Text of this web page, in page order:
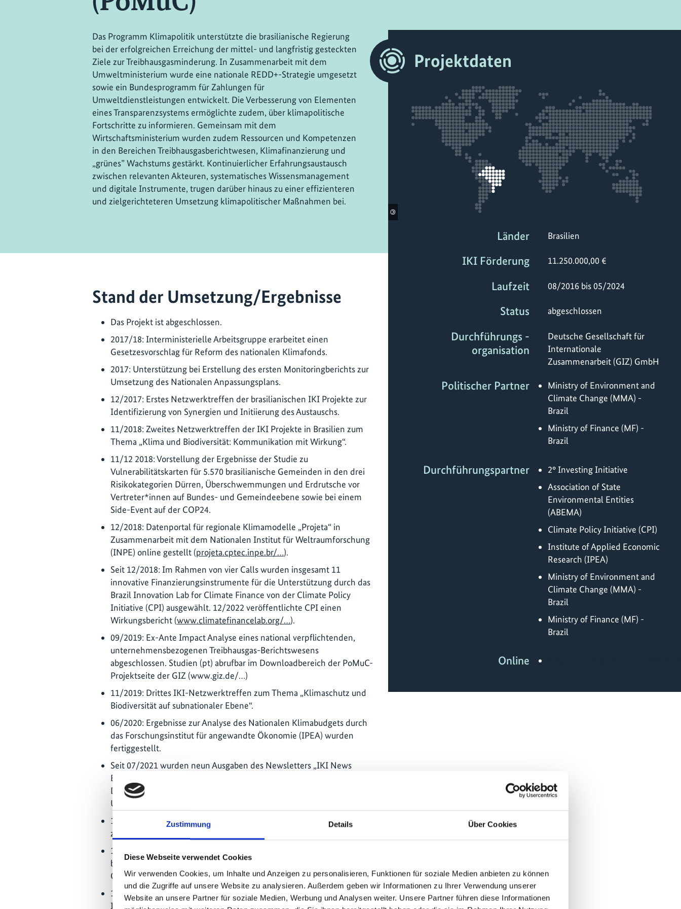
Zustimmung Details Über Cookies
Diese Webseite verwendet Cookies
Wir verwenden Cookies, um Inhalte und Anzeigen zu personalisieren, Funktionen für soziale Medien anbieten zu können
und die Zugriffe auf unsere Website zu analysieren. Außerdem geben wir Informationen zu Ihrer Verwendung unserer
Website an unsere Partner für soziale Medien, Werbung und Analysen weiter. Unsere Partner führen diese Informationen
Das Programm Klimapolitik unterstützte die brasilianische Regierung
bei der erfolgreichen Erreichung der mittel- und langfristig gesteckten
Ziele zur Treibhausgasminderung. In Zusammenarbeit mit dem
Umweltministerium wurde eine nationale REDD+-Strategie umgesetzt
sowie ein Bundesprogramm für Zahlungen für
Umweltdienstleistungen entwickelt. Die Verbesserung von Elementen
eines Transparenzsystems ermöglichte zudem, über klimapolitische
Fortschritte zu informieren. Gemeinsam mit dem
Wirtschaftsministerium wurden zudem Ressourcen und Kompetenzen
in den Bereichen Treibhausgasberichtwesen, Klimafinanzierung und
„grünes” Wachstums gestärkt. Kontinuierlicher Erfahrungsaustausch
zwischen relevanten Akteuren, systematisches Wissensmanagement
und digitale Instrumente, trugen darüber hinaus zu einer effizienteren
und zielgerichteteren Umsetzung klimapolitischer Maßnahmen bei.
Projektdaten
©
Länder Brasilien
IKI Förderung 11.250.000,00 €
Laufzeit 08/2016 bis 05/2024
Status abgeschlossen
Durchführungs -
organisation
Deutsche Gesellschaft für
Internationale
Zusammenarbeit (GIZ) GmbH
Politischer Partner
Ministry of Environment and
Climate Change (MMA) -
Brazil
Ministry of Finance (MF) -
Brazil
Durchführungspartner
2° Investing Initiative
Association of State
Environmental Entities
(ABEMA)
Climate Policy Initiative (CPI)
Institute of Applied Economic
Research (IPEA)
Ministry of Environment and
Climate Change (MMA) -
Brazil
Ministry of Finance (MF) -
Brazil
Online
Stand der Umsetzung/Ergebnisse
Das Projekt ist abgeschlossen.
2017/18: Interministerielle Arbeitsgruppe erarbeitet einen
Gesetzesvorschlag für Reform des nationalen Klimafonds.
2017: Unterstützung bei Erstellung des ersten Monitoringberichts zur
Umsetzung des Nationalen Anpassungsplans.
12/2017: Erstes Netzwerktreffen der brasilianischen IKI Projekte zur
Identifizierung von Synergien und Initiierung des Austauschs.
11/2018: Zweites Netzwerktreffen der IKI Projekte in Brasilien zum
Thema „Klima und Biodiversität: Kommunikation mit Wirkung“.
11/12 2018: Vorstellung der Ergebnisse der Studie zu
Vulnerabilitätskarten für 5.570 brasilianische Gemeinden in den drei
Risikokategorien Dürren, Überschwemmungen und Erdrutsche vor
Vertreter*innen auf Bundes- und Gemeindeebene sowie bei einem
Side-Event auf der COP24.
12/2018: Datenportal für regionale Klimamodelle „Projeta“ in
Zusammenarbeit mit dem Nationalen Institut für Weltraumforschung
(INPE) online gestellt (projeta.cptec.inpe.br/…).
Seit 12/2018: Im Rahmen von vier Calls wurden insgesamt 11
innovative Finanzierungsinstrumente für die Unterstützung durch das
Brazil Innovation Lab for Climate Finance von der Climate Policy
Initiative (CPI) ausgewählt. 12/2022 veröffentlichte CPI einen
Wirkungsbericht (www.climatefinancelab.org/…).
09/2019: Ex-Ante Impact Analyse eines national verpflichtenden,
unternehmensbezogenen Treibhausgas-Berichtswesens
abgeschlossen. Studien (pt) abrufbar im Downloadbereich der PoMuC-
Projektseite der GIZ (www.giz.de/…)
11/2019: Drittes IKI-Netzwerktreffen zum Thema „Klimaschutz und
Biodiversität auf subnationaler Ebene“.
06/2020: Ergebnisse zur Analyse des Nationalen Klimabudgets durch
das Forschungsinstitut für angewandte Ökonomie (IPEA) wurden
fertiggestellt.
Seit 07/2021 wurden neun Ausgaben des Newsletters „IKI News
Brazil“ veröffentlicht. Vergangene Ausgaben stehen ist im
Downloadbereich der PoMuC-Projektseite der GIZ zur Verfügung.
Unter
10/2021: Viertes Netzwerktreffen der brasilianischen IKI Projekte
zum Thema „Klima- und Biodiversitätsfinanzierung“, erstmalig virtuell.
11/2021: Erste Version des digitalen Info Hubs zur Umsetzung der
brasilianischen REDD+-Strategie und ihrer Ergebnisse wurde der
Öffentlichkeit präsentiert (infohubbrasil.mma.gov.br/…).
11/2021: Safeguard-Indikatoren des nationalen REDD+-Safeguards-
Informations-Systems wurden von der zuständigen Arbeitsgruppe